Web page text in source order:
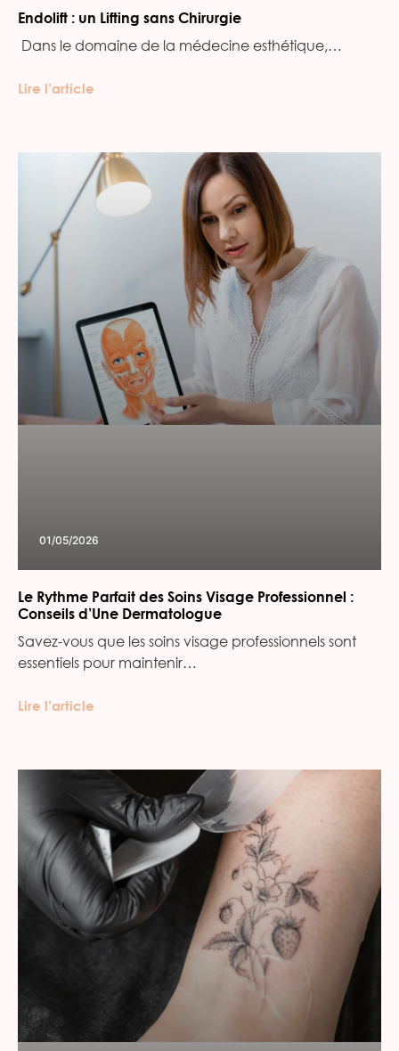
Endolift : un Lifting sans Chirurgie
‍ Dans le domaine de la médecine esthétique,…
Lire l’article
01/05/2026
Le Rythme Parfait des Soins Visage Professionnel :
Conseils d’Une Dermatologue
Savez-vous que les soins visage professionnels sont
essentiels pour maintenir…
Lire l’article